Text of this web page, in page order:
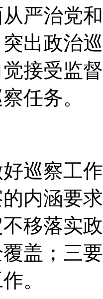
严治党
出政治
接受监
任务。
察工作
内涵要
移落实
盖；三
。